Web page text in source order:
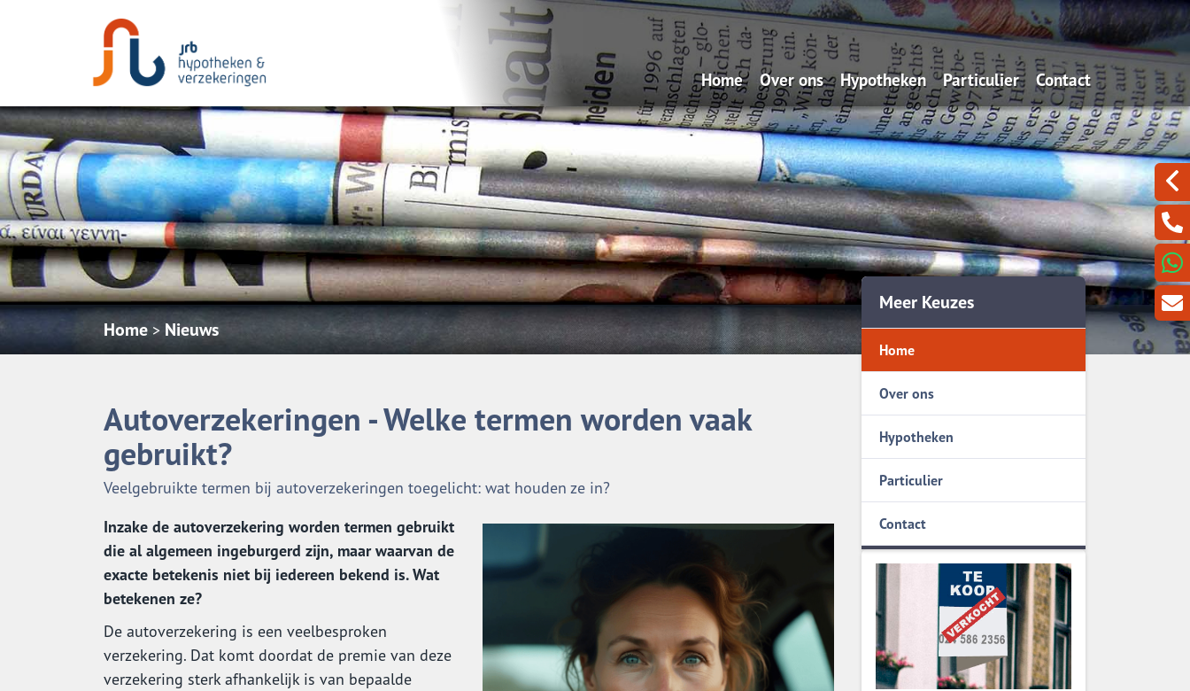
Home Over ons
Wat doen wij?
Hypotheekadvies
Verzekeren
Sparen
Dát bedoelen we nou met
ontzorgen
Hypotheken
Oeps, een hypotheek (filmpje)
Actuele rentes
Renteverwachting
Bereken jouw maximum
Bereken de maandlasten
Is oversluiten voordelig?
Vraag hier een offerte
Hypotheekvormen
Stappenplan
8 Tips
Particulier
Schade melden
Verzekeren
Sparen
Contact
Een berichtje sturen?
Even met ons
Home > Nieuws
Autoverzekeringen - Welke termen worden vaak
gebruikt?
Veelgebruikte termen bij autoverzekeringen toegelicht: wat houden ze in?
Inzake de autoverzekering worden termen gebruikt
die al algemeen ingeburgerd zijn, maar waarvan de
exacte betekenis niet bij iedereen bekend is. Wat
betekenen ze?
De autoverzekering is een veelbesproken
verzekering. Dat komt doordat de premie van deze
verzekering sterk afhankelijk is van bepaalde
Meer Keuzes
Home
Over ons
Hypotheken
Particulier
Contact